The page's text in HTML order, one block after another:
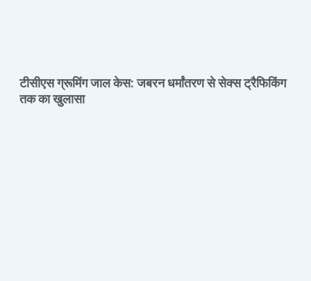
टीसीएस ग्रूमिंग जाल केस: जबरन धर्मांतरण से सेक्स ट्रैफिकिंग
तक का खुलासा